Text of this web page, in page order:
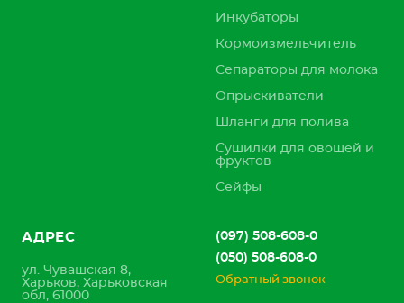
Инкубаторы
Кормоизмельчитель
Сепараторы для молока
Опрыскиватели
Шланги для полива
Сушилки для овощей и
фруктов
Сейфы
АДРЕС
ул. Чувашская 8,
Харьков, Харьковская
обл, 61000
(097) 508-608-0
(050) 508-608-0
Обратный звонок